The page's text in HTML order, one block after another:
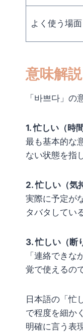
よく使う場面
意味解説
「바쁘다」
1. 忙しい（時
最も基本的な
ない状態を指
2. 忙しい（気
実際に予定が
タバタしてい
3. 忙しい（断
「連絡でき
覚で使えるの
日本語の「忙
で程度を細か
明確に言う表